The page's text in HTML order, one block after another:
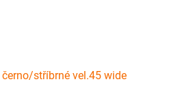
stříbrné vel.45 wide